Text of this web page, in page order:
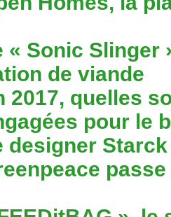
« Sonic Slinger
de viande
2017, quelles
pour le
designer